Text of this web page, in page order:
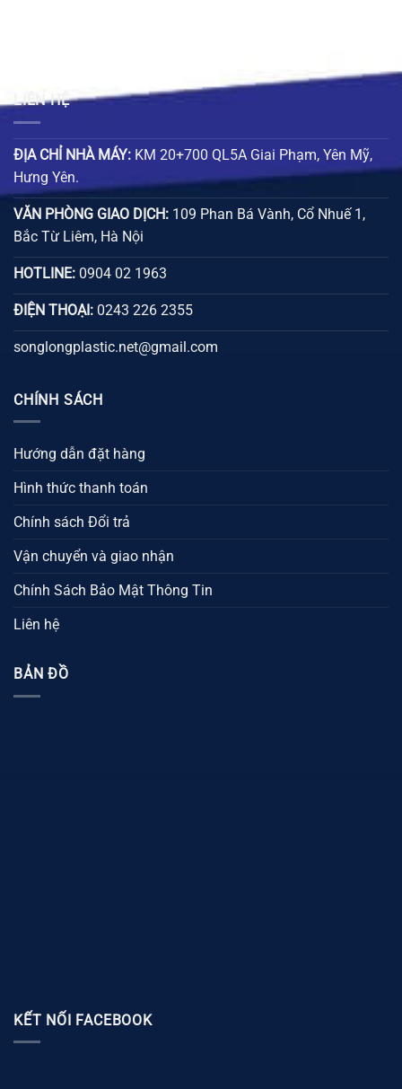
LIÊN HỆ
ĐỊA CHỈ NHÀ MÁY: KM 20+700 QL5A Giai Phạm, Yên Mỹ,
Hưng Yên.
VĂN PHÒNG GIAO DỊCH: 109 Phan Bá Vành, Cổ Nhuế 1,
Bắc Từ Liêm, Hà Nội
HOTLINE: 0904 02 1963
ĐIỆN THOẠI: 0243 226 2355
songlongplastic.net@gmail.com
CHÍNH SÁCH
Hướng dẫn đặt hàng
Hình thức thanh toán
Chính sách Đổi trả
Vận chuyển và giao nhận
Chính Sách Bảo Mật Thông Tin
Liên hệ
BẢN ĐỒ
KẾT NỐI FACEBOOK